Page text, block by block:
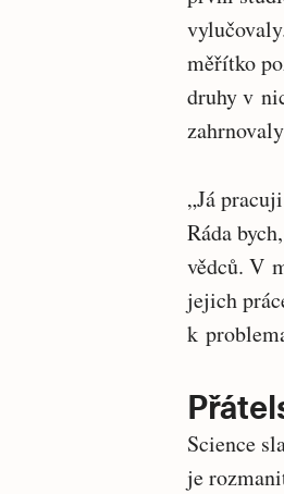
měřítko
druhy v
„Já
Ráda
vědců. V
jejich
k
Science
je